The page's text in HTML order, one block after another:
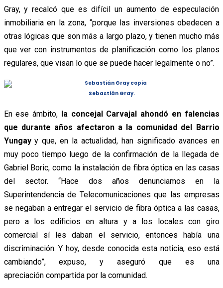
Gray, y recalcó que es difícil un aumento de especulación
inmobiliaria en la zona, “porque las inversiones obedecen a
otras lógicas que son más a largo plazo, y tienen mucho más
que ver con instrumentos de planificación como los planos
regulares, que visan lo que se puede hacer legalmente o no”.
Sebastián Gray.
En ese ámbito, la concejal Carvajal ahondó en falencias
que durante años afectaron a la comunidad del Barrio
Yungayy que, en la actualidad, han significado avances en
muy poco tiempo luego de la confirmación de la llegada de
Gabriel Boric, como la instalación de fibra óptica en las casas
del sector. “Hace dos años denunciamos en la
Superintendencia de Telecomunicaciones que las empresas
se negaban a entregar el servicio de fibra óptica a las casas,
pero a los edificios en altura y a los locales con giro
comercial sí les daban el servicio, entonces había una
discriminación. Y hoy, desde conocida esta noticia, eso está
cambiando”, expuso, y aseguró que es una
apreciación compartida por la comunidad.